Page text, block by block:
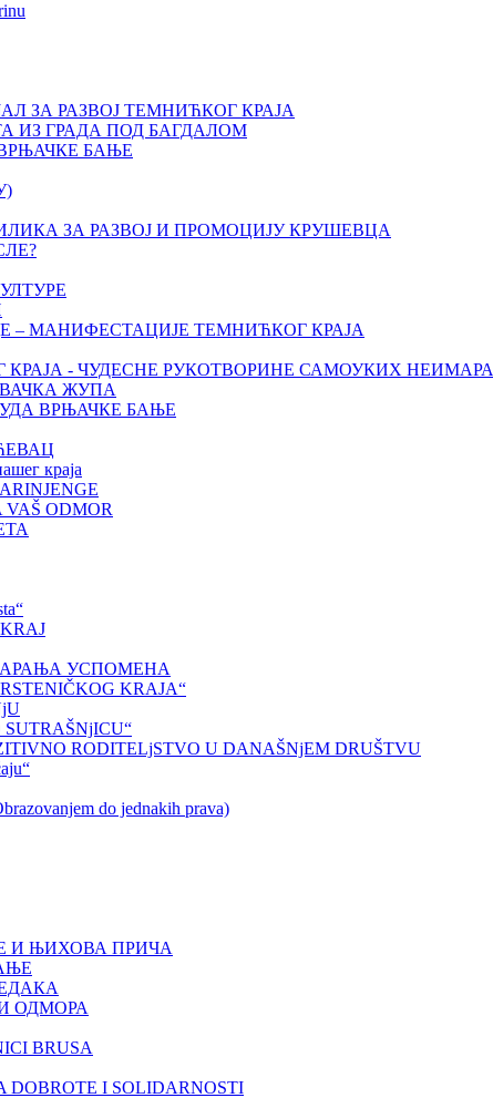
ЗА РАЗВОЈ ТЕМНИЋКОГ КРАЈА
ИЗ ГРАДА ПОД БАГДАЛОМ
БАЊЕ
ЗА РАЗВОЈ И ПРОМОЦИЈУ КРУШЕВЦА
– МАНИФЕСТАЦИЈЕ ТЕМНИЋКОГ КРАЈА
КРАЈА - ЧУДЕСНЕ РУКОТВОРИНЕ САМОУКИХ НЕИМАРА
ЖУПА
ВРЊАЧКЕ БАЊЕ
краја
VAŠ ODMOR
УСПОМЕНА
KRAJA“
RODITELjSTVO U DANAŠNjEM DRUŠTVU
do jednakih prava)
И ЊИХОВА ПРИЧА
ОДМОРА
BRUSA
DOBROTE I SOLIDARNOSTI